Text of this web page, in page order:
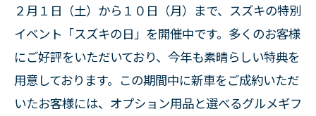
２月１日（土）から１０日（月）まで、スズキの特別
イベント「スズキの日」を開催中です。多くのお客様
にご好評をいただいており、今年も素晴らしい特典を
用意しております。この期間中に新車をご成約いただ
いたお客様には、オプション用品と選べるグルメギフ